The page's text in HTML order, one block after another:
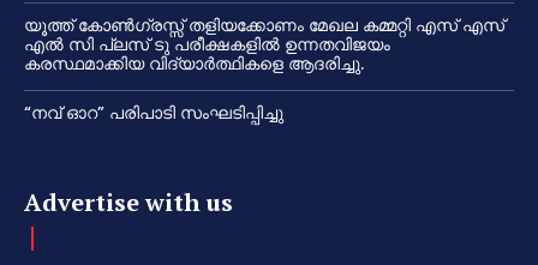
യൂത്ത് കോൺഗ്രസ്സ് തളിയക്കോണം മേഖല കമ്മറ്റി എസ് എസ്
എൽ സി പ്ലസ് ടു പരീക്ഷകളിൽ ഉന്നതവിജയം
കരസ്ഥമാക്കിയ വിദ്യാർത്ഥികളെ ആദരിച്ചു.
“നവ് ഓറ” പരിപാടി സംഘടിപ്പിച്ചു
Advertise with us